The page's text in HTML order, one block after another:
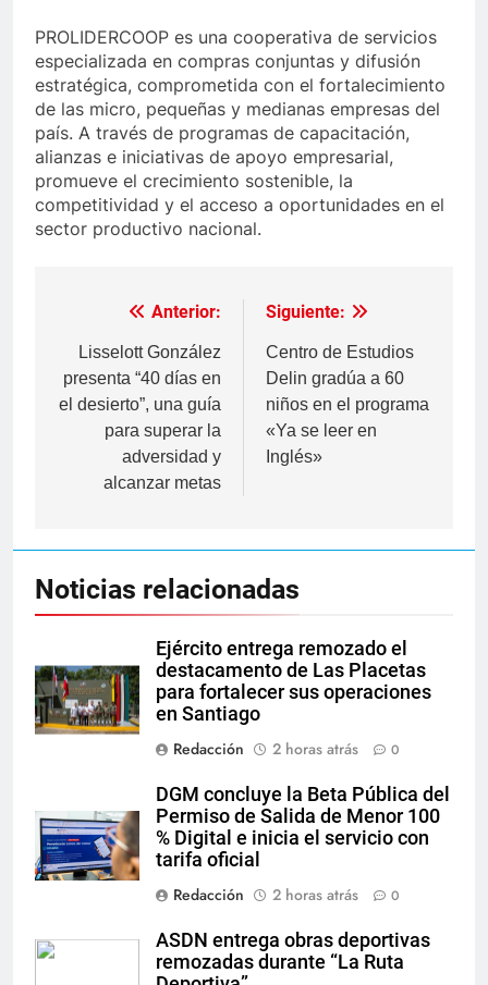
PROLIDERCOOP es una cooperativa de servicios
especializada en compras conjuntas y difusión
estratégica, comprometida con el fortalecimiento
de las micro, pequeñas y medianas empresas del
país. A través de programas de capacitación,
alianzas e iniciativas de apoyo empresarial,
promueve el crecimiento sostenible, la
competitividad y el acceso a oportunidades en el
sector productivo nacional.
Navegación
de
entradas
Anterior:
Lisselott González
presenta “40 días en
el desierto”, una guía
para superar la
adversidad y
alcanzar metas
Siguiente:
Centro de Estudios
Delin gradúa a 60
niños en el programa
«Ya se leer en
Inglés»
Noticias relacionadas
Ejército entrega remozado el
destacamento de Las Placetas
para fortalecer sus operaciones
en Santiago
Redacción
2 horas atrás 0
DGM concluye la Beta Pública del
Permiso de Salida de Menor 100
% Digital e inicia el servicio con
tarifa oficial
Redacción
2 horas atrás 0
ASDN entrega obras deportivas
remozadas durante “La Ruta